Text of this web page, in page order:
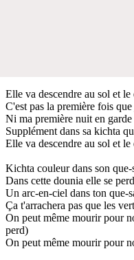
Elle va descendre au sol et
C'est pas la première fois
Ni ma première nuit en garde
Supplément dans sa kichta
Elle va descendre au sol et
Kichta couleur dans son que-
Dans cette dounia elle se perd
Un arc-en-ciel dans ton que-
Ça t'arrachera pas que les
On peut même mourir pour
perd)
On peut même mourir pour